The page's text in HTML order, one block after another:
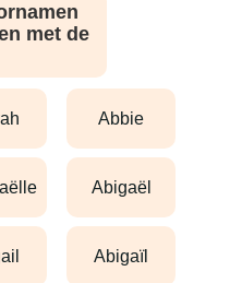
met de
abbie
abigaël
abigaïl